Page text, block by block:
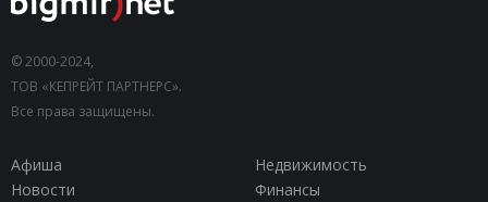
© 2000-2024,
ТОВ «КЕПРЕЙТ ПАРТНЕРС».
Все права защищены.
Афиша
Недвижимость
Новости
Финансы